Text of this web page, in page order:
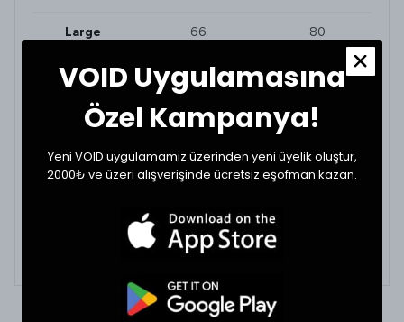
Large 66 80
XLarge 68 82
Tekstil ürünlerinde beden seçimi modellere göre
değişkenlik gösterebilir. En doğru seçim için
karşılaştırabilirsiniz.
* Ölçülerde +1/-1 cm farklılık olabilir.
VOID Uygulamasına
Özel Kampanya!
Yeni VOID uygulamamız üzerinden yeni üyelik oluştur,
2000₺ ve üzeri alışverişinde ücretsiz eşofman kazan.